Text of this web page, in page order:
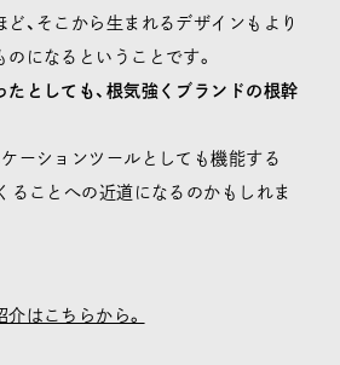
、そこから生まれるデザインもより
になるということです。
たとしても、根気強くブランドの根幹
ーションツールとしても機能する
ることへの近道になるのかもしれま
はこちらから。